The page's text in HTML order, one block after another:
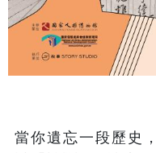
當你遺忘一段歷史